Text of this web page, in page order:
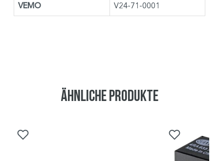
VEMO V24-71-0001
Ähnliche Produkte